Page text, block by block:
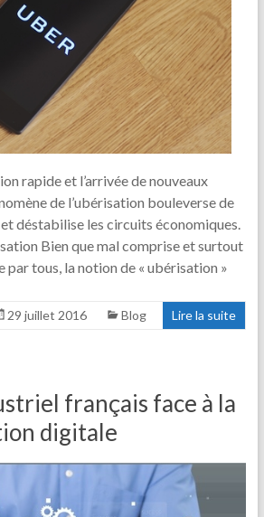
rapide et l’arrivée de nouveaux
de l’ubérisation bouleverse de
déstabilise les circuits économiques.
Bien que mal comprise et surtout
par tous, la notion de « ubérisation »
29 juillet 2016 Blog Lire la suite
français face à la
digitale